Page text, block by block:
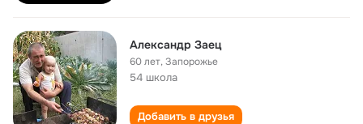
Александр Заец
60 лет,Запорожье
54 школа
Добавить в друзья